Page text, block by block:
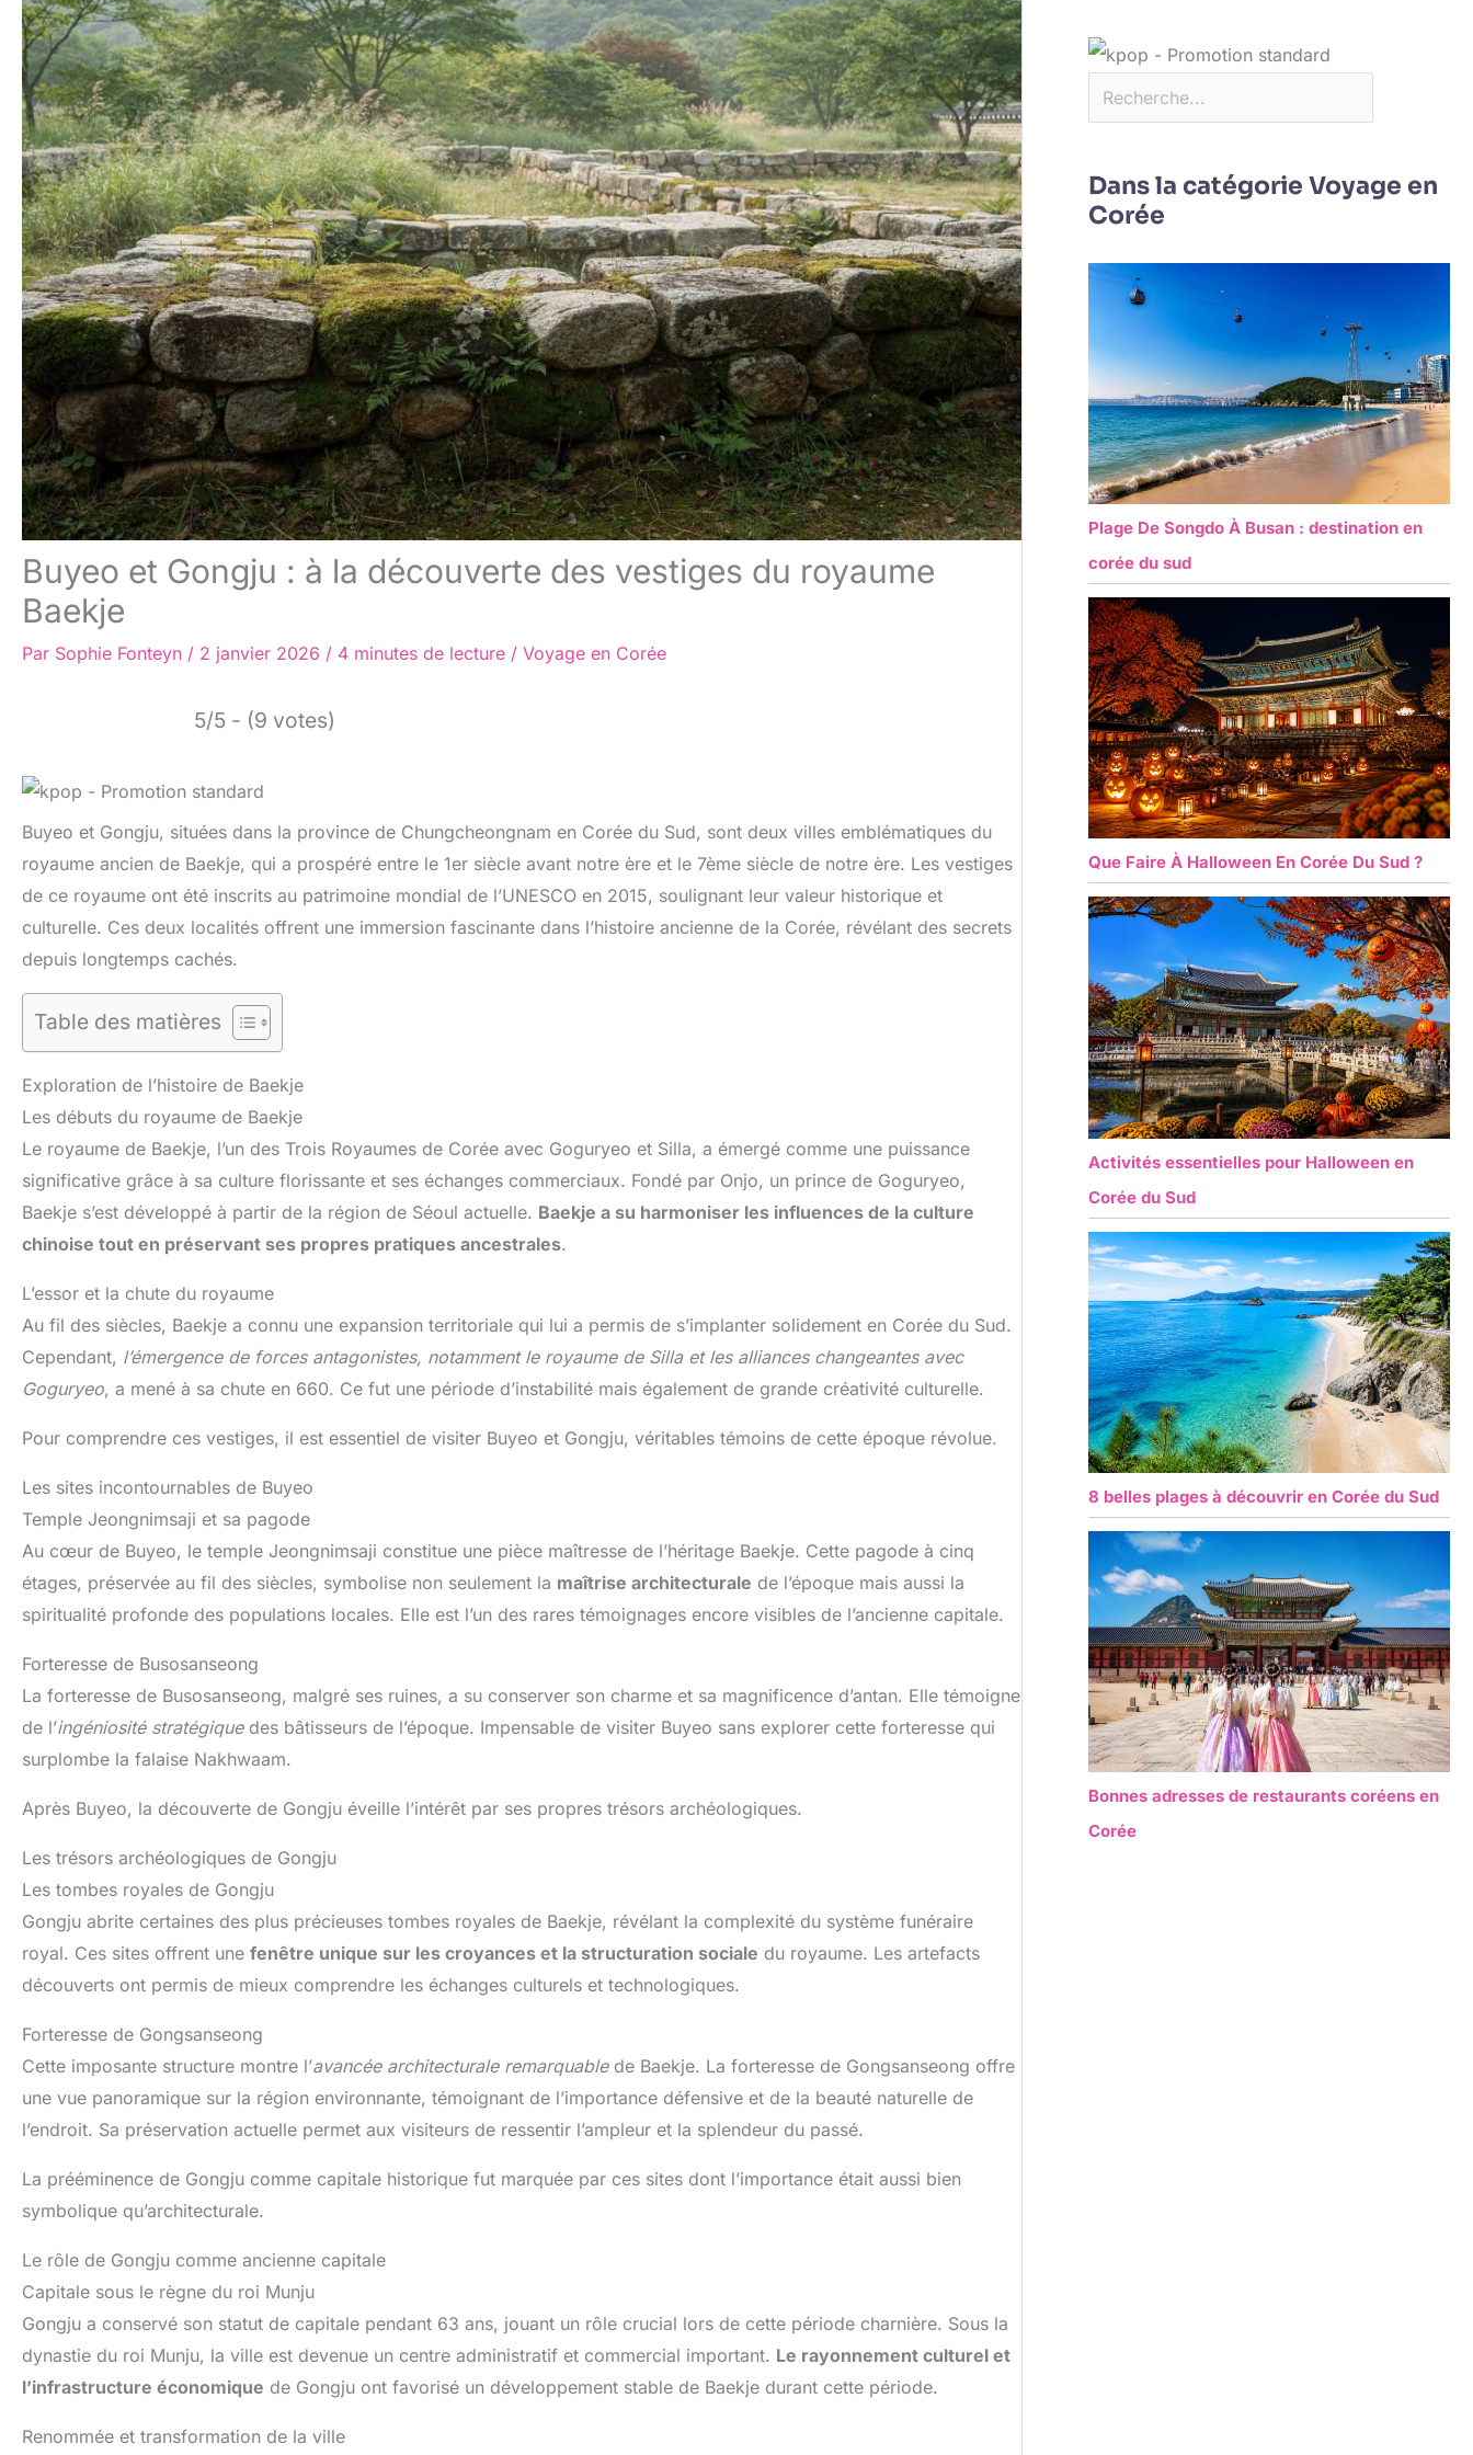
Buyeo et Gongju : à la découverte des vestiges du royaume
Baekje
Par Sophie Fonteyn / 2 janvier 2026 / 4 minutes de lecture / Voyage en Corée
5/5 - (9 votes)
Buyeo et Gongju, situées dans la province de Chungcheongnam en Corée du Sud, sont deux villes emblématiques du
royaume ancien de Baekje, qui a prospéré entre le 1er siècle avant notre ère et le 7ème siècle de notre ère. Les vestiges
de ce royaume ont été inscrits au patrimoine mondial de l’UNESCO en 2015, soulignant leur valeur historique et
culturelle. Ces deux localités offrent une immersion fascinante dans l’histoire ancienne de la Corée, révélant des secrets
depuis longtemps cachés.
Table des matières
Exploration de l’histoire de Baekje
Les débuts du royaume de Baekje
Le royaume de Baekje, l’un des Trois Royaumes de Corée avec Goguryeo et Silla, a émergé comme une puissance
significative grâce à sa culture florissante et ses échanges commerciaux. Fondé par Onjo, un prince de Goguryeo,
Baekje s’est développé à partir de la région de Séoul actuelle. Baekje a su harmoniser les influences de la culture
chinoise tout en préservant ses propres pratiques ancestrales.
L’essor et la chute du royaume
Au fil des siècles, Baekje a connu une expansion territoriale qui lui a permis de s’implanter solidement en Corée du Sud.
Cependant, l’émergence de forces antagonistes, notamment le royaume de Silla et les alliances changeantes avec
Goguryeo, a mené à sa chute en 660. Ce fut une période d’instabilité mais également de grande créativité culturelle.
Pour comprendre ces vestiges, il est essentiel de visiter Buyeo et Gongju, véritables témoins de cette époque révolue.
Les sites incontournables de Buyeo
Temple Jeongnimsaji et sa pagode
Au cœur de Buyeo, le temple Jeongnimsaji constitue une pièce maîtresse de l’héritage Baekje. Cette pagode à cinq
étages, préservée au fil des siècles, symbolise non seulement la maîtrise architecturale de l’époque mais aussi la
spiritualité profonde des populations locales. Elle est l’un des rares témoignages encore visibles de l’ancienne capitale.
Forteresse de Busosanseong
La forteresse de Busosanseong, malgré ses ruines, a su conserver son charme et sa magnificence d’antan. Elle témoigne
de l’ingéniosité stratégiquedes bâtisseurs de l’époque. Impensable de visiter Buyeo sans explorer cette forteresse qui
surplombe la falaise Nakhwaam.
Après Buyeo, la découverte de Gongju éveille l’intérêt par ses propres trésors archéologiques.
Les trésors archéologiques de Gongju
Les tombes royales de Gongju
Gongju abrite certaines des plus précieuses tombes royales de Baekje, révélant la complexité du système funéraire
royal. Ces sites offrent une fenêtre unique sur les croyances et la structuration sociale du royaume. Les artefacts
découverts ont permis de mieux comprendre les échanges culturels et technologiques.
Forteresse de Gongsanseong
Cette imposante structure montre l’avancée architecturale remarquablede Baekje. La forteresse de Gongsanseong offre
une vue panoramique sur la région environnante, témoignant de l’importance défensive et de la beauté naturelle de
l’endroit. Sa préservation actuelle permet aux visiteurs de ressentir l’ampleur et la splendeur du passé.
La prééminence de Gongju comme capitale historique fut marquée par ces sites dont l’importance était aussi bien
symbolique qu’architecturale.
Le rôle de Gongju comme ancienne capitale
Capitale sous le règne du roi Munju
Gongju a conservé son statut de capitale pendant 63 ans, jouant un rôle crucial lors de cette période charnière. Sous la
dynastie du roi Munju, la ville est devenue un centre administratif et commercial important. Le rayonnement culturel et
l’infrastructure économique de Gongju ont favorisé un développement stable de Baekje durant cette période.
Renommée et transformation de la ville
Dans la catégorie Voyage en
Corée
Plage De Songdo À Busan : destination en
corée du sud
Que Faire À Halloween En Corée Du Sud ?
Activités essentielles pour Halloween en
Corée du Sud
8 belles plages à découvrir en Corée du Sud
Bonnes adresses de restaurants coréens en
Corée